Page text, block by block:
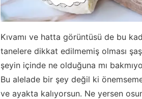
Kıvamı ve hatta görüntüsü de bu
tanelere dikkat edilmemiş olması
şeyin içinde ne olduğuna mı
Bu alelade bir şey değil ki
ve ayakta kalıyorsun. Ne yersen